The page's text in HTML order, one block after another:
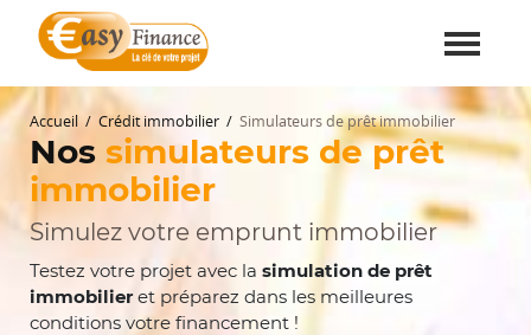
Accueil Crédit immobilier Simulateurs de prêt immobilier
Nos simulateurs de prêt
immobilier
Simulez votre emprunt immobilier
Testez votre projet avec la simulation de prêt
immobilier et préparez dans les meilleures
conditions votre financement !